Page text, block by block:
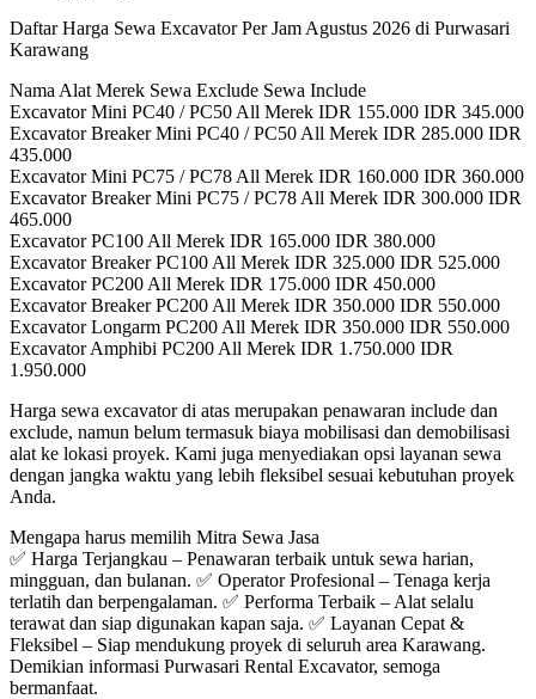
Daftar Harga Sewa Excavator Per Jam Agustus 2026 di Purwasari
Karawang
Nama Alat Merek Sewa Exclude Sewa Include
Excavator Mini PC40 / PC50 All Merek IDR 155.000 IDR 345.000
Excavator Breaker Mini PC40 / PC50 All Merek IDR 285.000 IDR
435.000
Excavator Mini PC75 / PC78 All Merek IDR 160.000 IDR 360.000
Excavator Breaker Mini PC75 / PC78 All Merek IDR 300.000 IDR
465.000
Excavator PC100 All Merek IDR 165.000 IDR 380.000
Excavator Breaker PC100 All Merek IDR 325.000 IDR 525.000
Excavator PC200 All Merek IDR 175.000 IDR 450.000
Excavator Breaker PC200 All Merek IDR 350.000 IDR 550.000
Excavator Longarm PC200 All Merek IDR 350.000 IDR 550.000
Excavator Amphibi PC200 All Merek IDR 1.750.000 IDR
1.950.000
Harga sewa excavator di atas merupakan penawaran include dan
exclude, namun belum termasuk biaya mobilisasi dan demobilisasi
alat ke lokasi proyek. Kami juga menyediakan opsi layanan sewa
dengan jangka waktu yang lebih fleksibel sesuai kebutuhan proyek
Anda.
Mengapa harus memilih Mitra Sewa Jasa
✅ Harga Terjangkau – Penawaran terbaik untuk sewa harian,
mingguan, dan bulanan. ✅ Operator Profesional – Tenaga kerja
terlatih dan berpengalaman. ✅ Performa Terbaik – Alat selalu
terawat dan siap digunakan kapan saja. ✅ Layanan Cepat &
Fleksibel – Siap mendukung proyek di seluruh area Karawang.
Demikian informasi Purwasari Rental Excavator, semoga
bermanfaat.